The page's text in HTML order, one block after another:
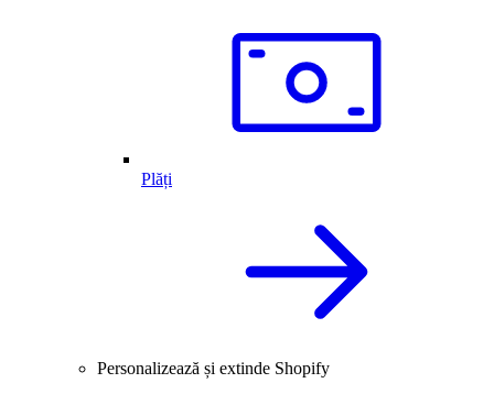
Plăți
Personalizează și extinde Shopify